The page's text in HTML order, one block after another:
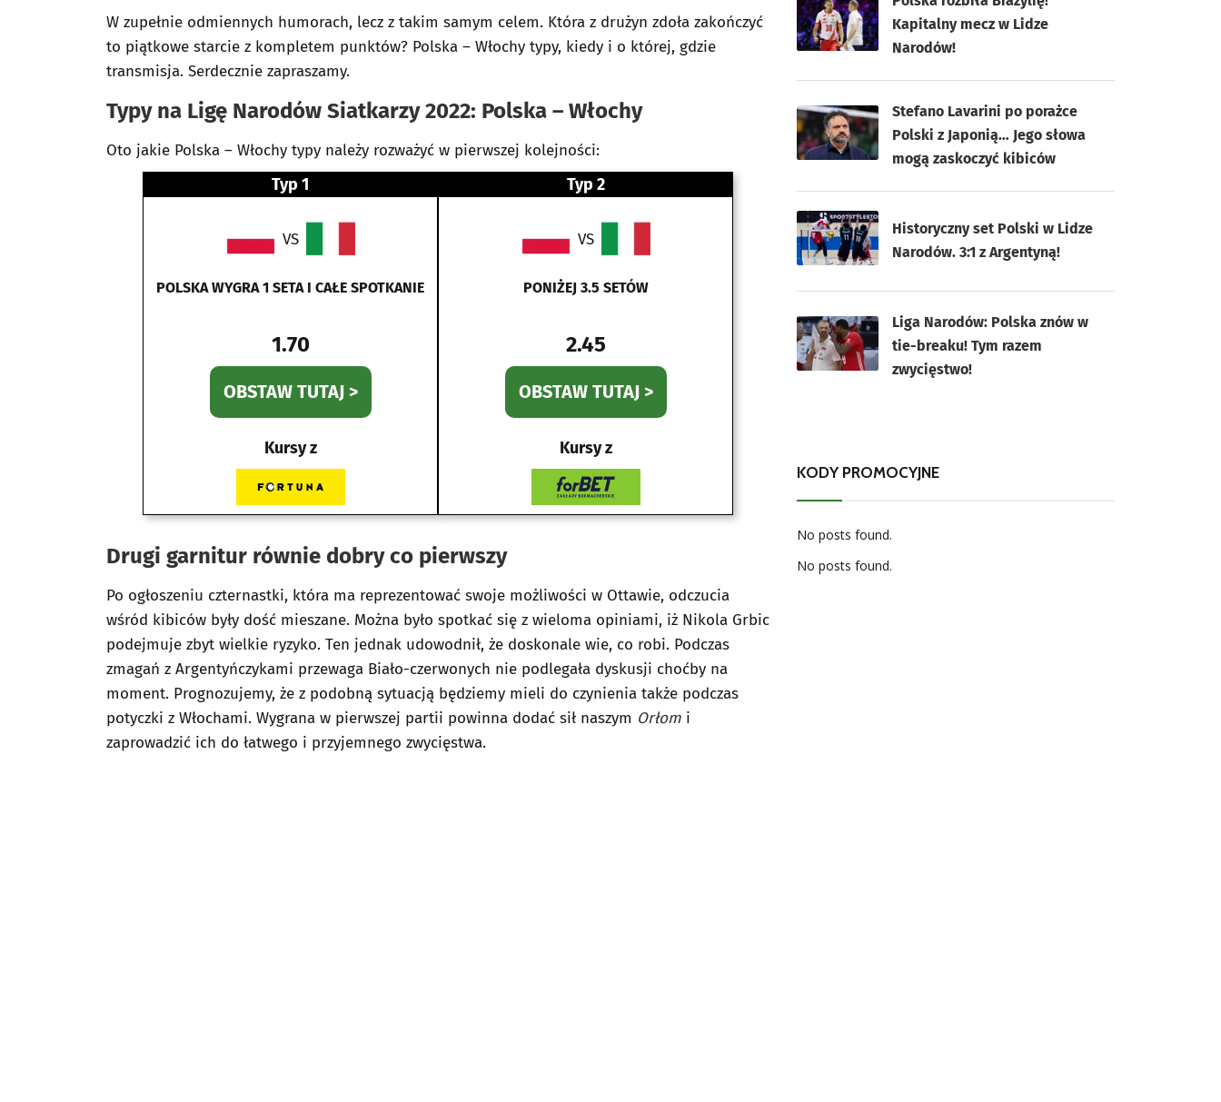
W zupełnie odmiennych humorach, lecz z takim samym celem. Która z drużyn zdoła zakończyć
to piątkowe starcie z kompletem punktów? Polska – Włochy typy, kiedy i o której, gdzie
transmisja. Serdecznie zapraszamy.
Typy na Ligę Narodów Siatkarzy 2022: Polska – Włochy
Oto jakie Polska – Włochy typy należy rozważyć w pierwszej kolejności:
Typ 1
VS
POLSKA WYGRA 1 SETA I CAŁE SPOTKANIE
1.70
OBSTAW TUTAJ >
Kursy z
Typ 2
VS
PONIŻEJ 3.5 SETÓW
2.45
OBSTAW TUTAJ >
Kursy z
Drugi garnitur równie dobry co pierwszy
Po ogłoszeniu czternastki, która ma reprezentować swoje możliwości w Ottawie, odczucia
wśród kibiców były dość mieszane. Można było spotkać się z wieloma opiniami, iż Nikola Grbic
podejmuje zbyt wielkie ryzyko. Ten jednak udowodnił, że doskonale wie, co robi. Podczas
zmagań z Argentyńczykami przewaga Biało-czerwonych nie podlegała dyskusji choćby na
moment. Prognozujemy, że z podobną sytuacją będziemy mieli do czynienia także podczas
potyczki z Włochami. Wygrana w pierwszej partii powinna dodać sił naszym Orłom i
zaprowadzić ich do łatwego i przyjemnego zwycięstwa.
Kapitalny mecz w Lidze
Narodów!
Stefano Lavarini po porażce
Polski z Japonią… Jego słowa
mogą zaskoczyć kibiców
Historyczny set Polski w Lidze
Narodów. 3:1 z Argentyną!
Liga Narodów: Polska znów w
tie-breaku! Tym razem
zwycięstwo!
KODY PROMOCYJNE
No posts found.
No posts found.